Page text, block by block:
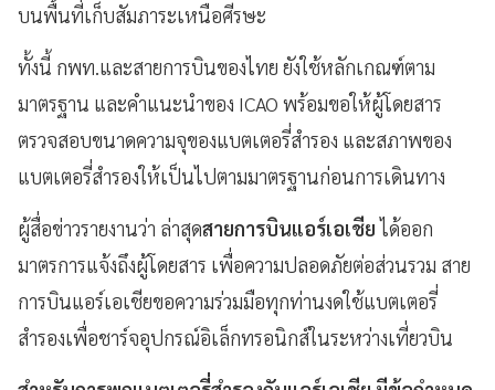
บนพื้นที่เก็บสัมภาระเหนือศีรษะ
ทั้งนี้ กพท.และสายการบินของไทย ยังใช้หลักเกณฑ์ตาม
มาตรฐาน และคำแนะนำของ ICAO พร้อมขอให้ผู้โดยสาร
ตรวจสอบขนาดความจุของแบตเตอรี่สำรอง และสภาพของ
แบตเตอรี่สำรองให้เป็นไปตามมาตรฐานก่อนการเดินทาง
ผู้สื่อข่าวรายงานว่า ล่าสุดสายการบินแอร์เอเชียได้ออก
มาตรการแจ้งถึงผู้โดยสาร เพื่อความปลอดภัยต่อส่วนรวม สาย
การบินแอร์เอเชียขอความร่วมมือทุกท่านงดใช้แบตเตอรี่
สำรองเพื่อชาร์จอุปกรณ์อิเล็กทรอนิกส์ในระหว่างเที่ยวบิน